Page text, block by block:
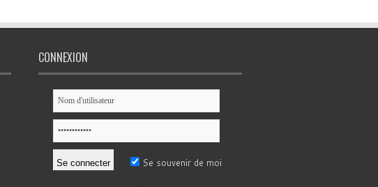
CONNEXION
Se souvenir de moi